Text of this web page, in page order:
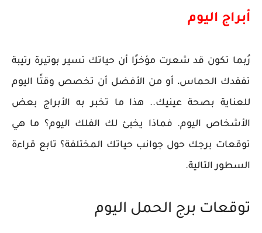
أبراج اليوم
رُبما تكون قد شعرت مؤخرًا أن حياتك تسير بوتيرة رتيبة
تفقدك الحماس، أو من الأفضل أن تخصص وقتًا اليوم
للعناية بصحة عينيك.. هذا ما تخبر به الأبراج بعض
الأشخاص اليوم. فماذا يخبئ لك الفلك اليوم؟ ما هي
توقعات برجك حول جوانب حياتك المختلفة؟ تابع قراءة
السطور التالية.
توقعات برج الحمل اليوم